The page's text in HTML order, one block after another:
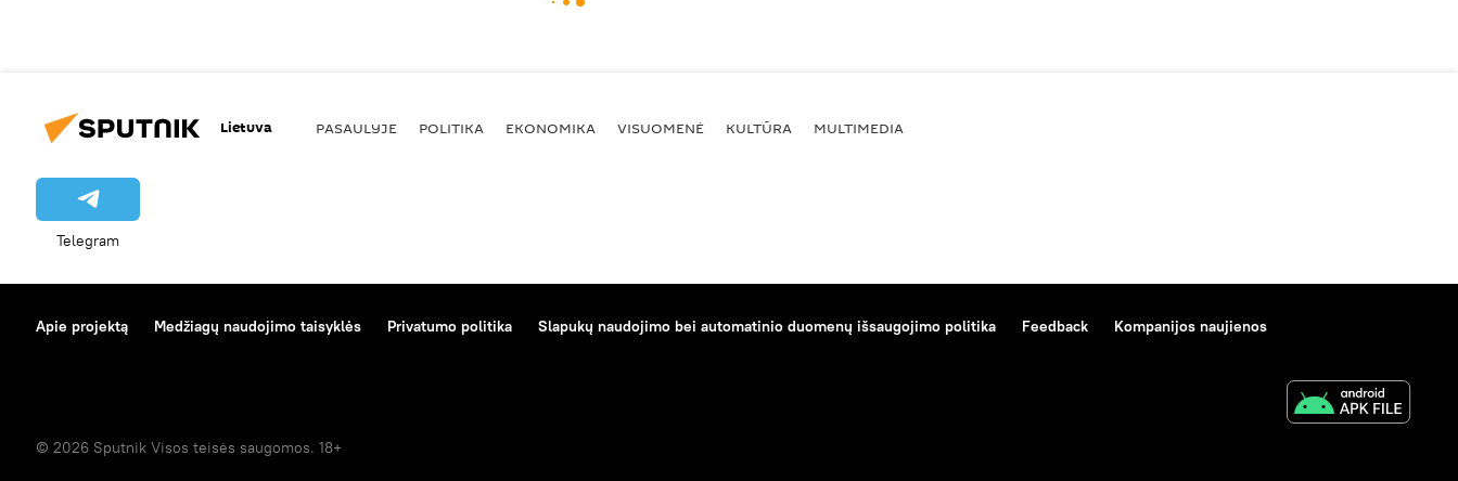
Lietuva PASAULYJE POLITIKA EKONOMIKA VISUOMENĖ KULTŪRA MULTIMEDIA
Telegram
Apie projektą Medžiagų naudojimo taisyklės Privatumo politika Slapukų naudojimo bei automatinio duomenų išsaugojimo politika Feedback Kompanijos naujienos
© 2026 Sputnik Visos teisės saugomos. 18+